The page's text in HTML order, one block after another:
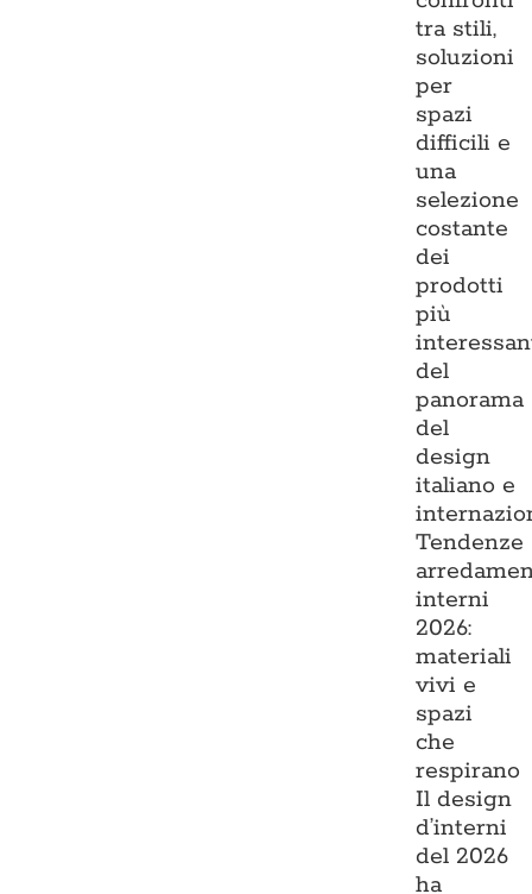
tra stili,
soluzioni
per
spazi
difficili e
una
selezione
costante
dei
prodotti
più
del
panorama
del
design
italiano e
Tendenze
interni
2026:
materiali
vivi e
spazi
che
respirano
Il design
d’interni
del 2026
ha